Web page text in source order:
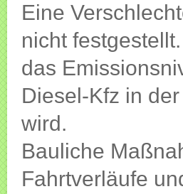
Eine
nicht
das
Diesel-Kfz in
wird.
Bauliche
Fahrtverläufe